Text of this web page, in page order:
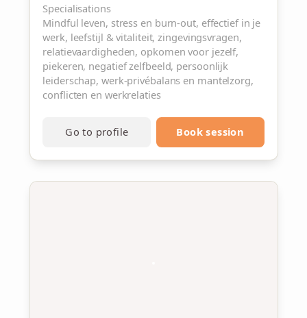
Specialisations
Mindful leven, stress en burn-out, effectief in je
werk, leefstijl & vitaliteit, zingevingsvragen,
relatievaardigheden, opkomen voor jezelf,
piekeren, negatief zelfbeeld, persoonlijk
leiderschap, werk-privébalans en mantelzorg,
conflicten en werkrelaties
Go to profile Book session